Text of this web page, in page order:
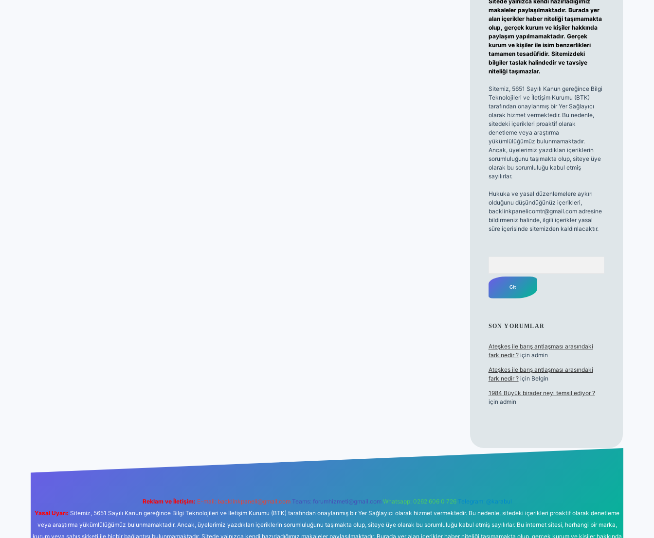
makaleler paylaşılmaktadır. Burada yer
alan içerikler haber niteliği taşımamakta
olup, gerçek kurum ve kişiler hakkında
paylaşım yapılmamaktadır. Gerçek
kurum ve kişiler ile isim benzerlikleri
tamamen tesadüfidir. Sitemizdeki
bilgiler taslak halindedir ve tavsiye
niteliği taşımazlar.
Sitemiz, 5651 Sayılı Kanun gereğince Bilgi
Teknolojileri ve İletişim Kurumu (BTK)
tarafından onaylanmış bir Yer Sağlayıcı
olarak hizmet vermektedir. Bu nedenle,
sitedeki içerikleri proaktif olarak
denetleme veya araştırma
yükümlülüğümüz bulunmamaktadır.
Ancak, üyelerimiz yazdıkları içeriklerin
sorumluluğunu taşımakta olup, siteye üye
olarak bu sorumluluğu kabul etmiş
sayılırlar.
Hukuka ve yasal düzenlemelere aykırı
olduğunu düşündüğünüz içerikleri,
backlinkpanelicomtr@gmail.comadresine
bildirmeniz halinde, ilgili içerikler yasal
süre içerisinde sitemizden kaldırılacaktır.
SON YORUMLAR
Ateşkes ile barış antlaşması arasındaki
fark nedir ?için admin
Ateşkes ile barış antlaşması arasındaki
fark nedir ?için Belgin
1984 Büyük birader neyi temsil ediyor ?
için admin
Reklam ve İletişim: E-mail: backlinkpaneli@gmail.com Teams: forumhizmeti@gmail.com Whatsapp: 0262 606 0 726 Telegram: @karabul
Yasal Uyarı: Sitemiz, 5651 Sayılı Kanun gereğince Bilgi Teknolojileri ve İletişim Kurumu (BTK) tarafından onaylanmış bir Yer Sağlayıcı olarak hizmet vermektedir. Bu nedenle, sitedeki içerikleri proaktif olarak denetleme
veya araştırma yükümlülüğümüz bulunmamaktadır. Ancak, üyelerimiz yazdıkları içeriklerin sorumluluğunu taşımakta olup, siteye üye olarak bu sorumluluğu kabul etmiş sayılırlar. Bu internet sitesi, herhangi bir marka,
kurum veya şahıs şirketi ile hiçbir bağlantısı bulunmamaktadır. Sitede yalnızca kendi hazırladığımız makaleler paylaşılmaktadır. Burada yer alan içerikler haber niteliği taşımamakta olup, gerçek kurum ve kişiler hakkında